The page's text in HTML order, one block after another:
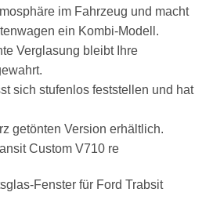
im Fahrzeug und macht
ein Kombi-Modell.
Verglasung bleibt Ihre
sich stufenlos feststellen und hat
getönten Version erhältlich.
Custom V710 re
Fenster für Ford Trabsit